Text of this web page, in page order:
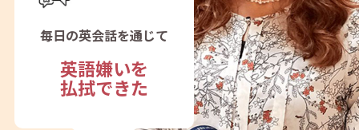
毎日の英会話を通じて
英語嫌いを
払拭できた